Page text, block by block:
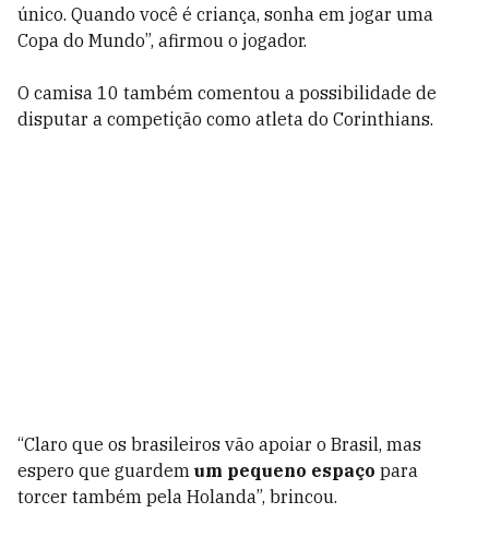
único. Quando você é criança, sonha em jogar uma
Copa do Mundo”, afirmou o jogador.
O camisa 10 também comentou a possibilidade de
disputar a competição como atleta do Corinthians.
“Claro que os brasileiros vão apoiar o Brasil, mas
espero que guardem um pequeno espaço para
torcer também pela Holanda”, brincou.